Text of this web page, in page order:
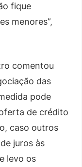
fique
menores”,
comentou
das
pode
de crédito
caso outros
juros às
levo os